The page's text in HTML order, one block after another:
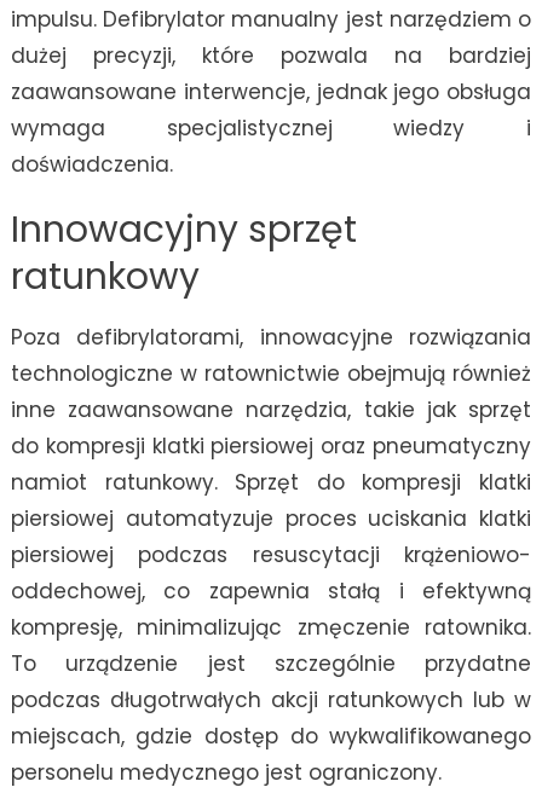
impulsu. Defibrylator manualny jest narzędziem o
dużej precyzji, które pozwala na bardziej
zaawansowane interwencje, jednak jego obsługa
wymaga specjalistycznej wiedzy i
doświadczenia.
Innowacyjny sprzęt
ratunkowy
Poza defibrylatorami, innowacyjne rozwiązania
technologiczne w ratownictwie obejmują również
inne zaawansowane narzędzia, takie jak sprzęt
do kompresji klatki piersiowej oraz pneumatyczny
namiot ratunkowy. Sprzęt do kompresji klatki
piersiowej automatyzuje proces uciskania klatki
piersiowej podczas resuscytacji krążeniowo-
oddechowej, co zapewnia stałą i efektywną
kompresję, minimalizując zmęczenie ratownika.
To urządzenie jest szczególnie przydatne
podczas długotrwałych akcji ratunkowych lub w
miejscach, gdzie dostęp do wykwalifikowanego
personelu medycznego jest ograniczony.